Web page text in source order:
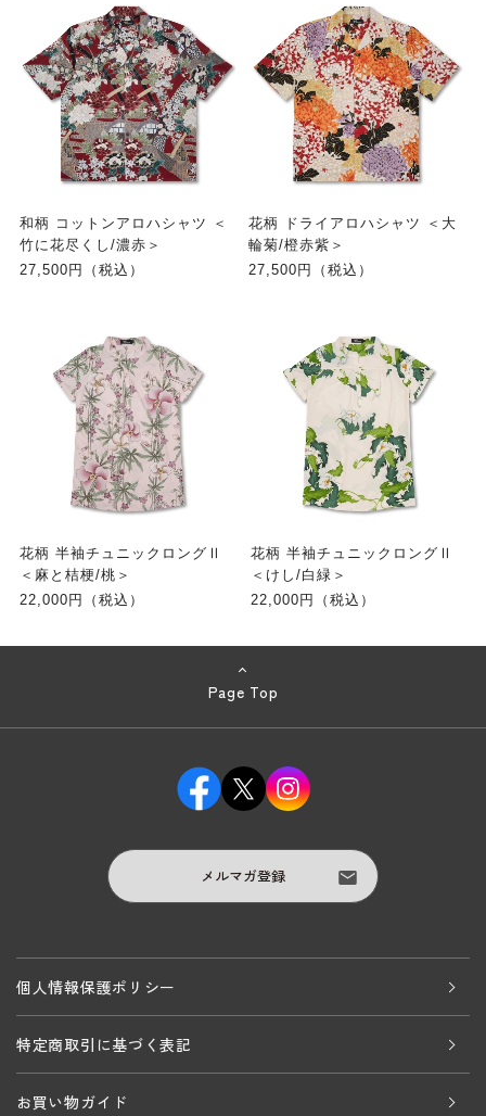
和柄 コットンアロハシャツ ＜
竹に花尽くし/濃赤＞
27,500円（税込）
花柄 ドライアロハシャツ ＜大
輪菊/橙赤紫＞
27,500円（税込）
花柄 半袖チュニックロングⅡ
＜麻と桔梗/桃＞
22,000円（税込）
花柄 半袖チュニックロングⅡ
＜けし/白緑＞
22,000円（税込）
Page Top
メルマガ登録
個人情報保護ポリシー
特定商取引に基づく表記
お買い物ガイド